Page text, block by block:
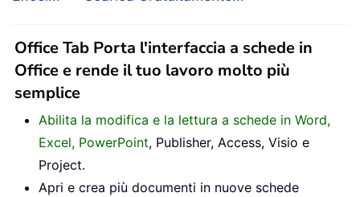
Office Tab Porta l'interfaccia a schede in
Office e rende il tuo lavoro molto più
semplice
Abilita la modifica e la lettura a schede in Word,
Excel, PowerPoint, Publisher, Access, Visio e
Project.
Apri e crea più documenti in nuove schede